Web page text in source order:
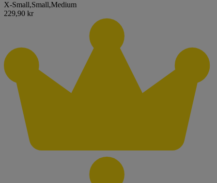
X-Small,Small,Medium
229,90 kr